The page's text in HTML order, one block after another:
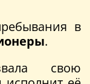
в
.
свою